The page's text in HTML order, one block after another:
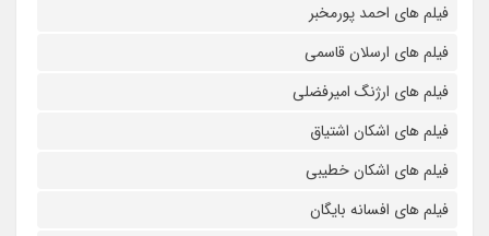
فیلم های احمد پورمخبر
فیلم های ارسلان قاسمی
فیلم های ارژنگ امیرفضلی
فیلم های اشکان اشتیاق
فیلم های اشکان خطیبی
فیلم های افسانه بایگان